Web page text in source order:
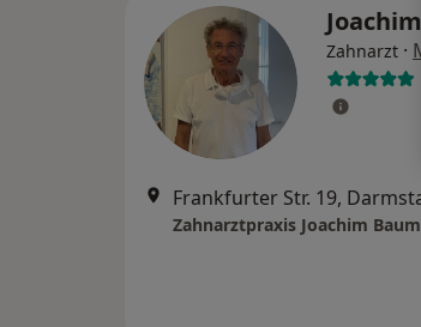
Zahnarzt ·
Frankfurter Str. 19,
Zahnarztpraxis Joachim